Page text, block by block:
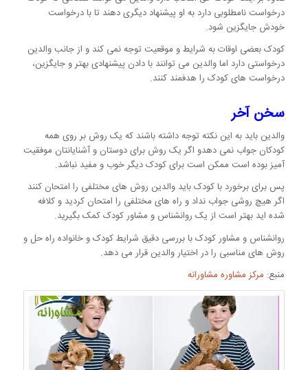
درخواست نامطلوبی دارد به او پیشنهاد دیگری دهند تا با درخواست
خودش جایگزین شود.
کودک بعضی اوقات به شرایط و موقعیت توجه نمی کند و از جانب والدین
درخواستی دارد اما والدین می توانند با دادن پیشنهادی بهتر و جایگزین،
درخواست های کودک را هدفمند کنند.
سخن آخر
والدین باید به این نکته توجه داشته باشند که یک روش بر روی همه
کودکان جواب نمی دهدو اگر یک روش برای دوستان و آشنایانتان موفقیت
آمیز بوده است ممکن است برای کودک دیگر خوب و مفید نباشد.
پس برای برخورد با کودک باید والدین روش های مختلفی را امتحان کنند
اگر هیچ روشی جواب نداد و راه های مختلفی را امتحان کردید و کلافه
شده اید بهتر است از یک روانشناس و مشاور کودک کمک بگیرید.
روانشناس و مشاور کودک با بررسی دقیق شرایط کودک و خانواده راه حل و
روش های مناسبی را در اختیار والدین قرار می دهد.
منبع: مرکز مشاوره مشاورانه